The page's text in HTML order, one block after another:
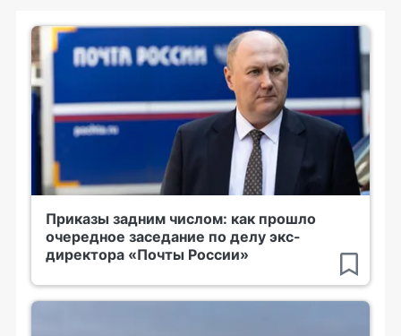
Приказы задним числом: как прошло
очередное заседание по делу экс-
директора «Почты России»